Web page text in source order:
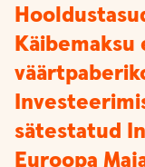
sätestatud
Euroopa